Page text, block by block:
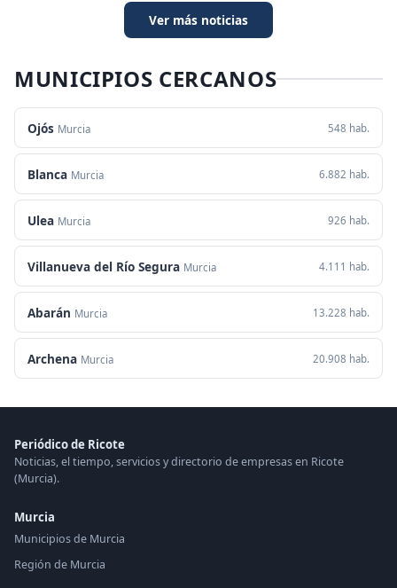
Ver más noticias
MUNICIPIOS CERCANOS
Ojós Murcia 548 hab.
Blanca Murcia 6.882 hab.
Ulea Murcia 926 hab.
Villanueva del Río Segura Murcia 4.111 hab.
Abarán Murcia 13.228 hab.
Archena Murcia 20.908 hab.
Periódico de Ricote
Noticias, el tiempo, servicios y directorio de empresas en Ricote
(Murcia).
Murcia
Municipios de Murcia
Región de Murcia